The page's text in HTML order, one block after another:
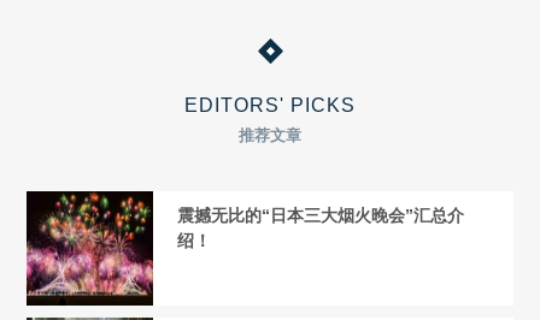
EDITORS' PICKS
推荐文章
震撼无比的“日本三大烟火晚会”汇总介
绍！